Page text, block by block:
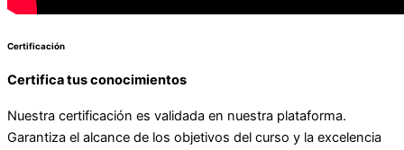
Certificación
Certifica tus conocimientos
Nuestra certificación es validada en nuestra plataforma.
Garantiza el alcance de los objetivos del curso y la excelencia